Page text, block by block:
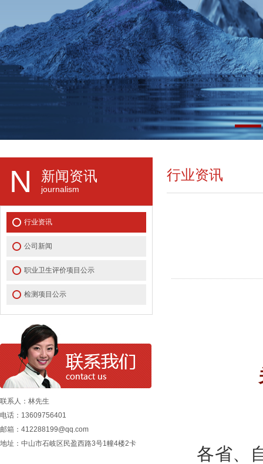
N 新闻资讯
journalism
行业资讯
公司新闻
职业卫生评价项目公示
检测项目公示
联系人：林先生
电话：13609756401
邮箱：412288199@qq.com
地址：中山市石岐区民盈西路3号1幢4楼2卡
行业资讯
各省、自